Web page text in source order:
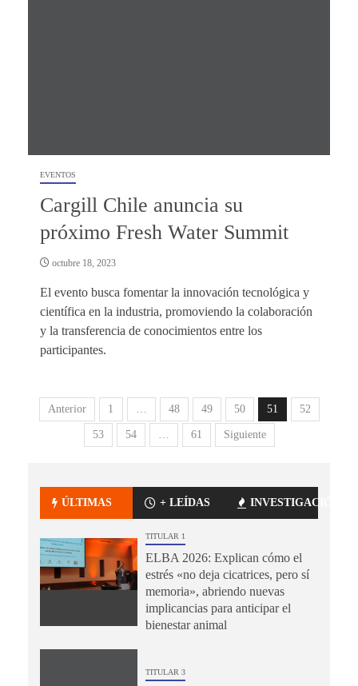
EVENTOS
Cargill Chile anuncia su
próximo Fresh Water Summit
octubre 18, 2023
El evento busca fomentar la innovación tecnológica y
científica en la industria, promoviendo la colaboración
y la transferencia de conocimientos entre los
participantes.
Anterior 1 48 49 50 51 52
53 54 61 Siguiente
ÚLTIMAS + LEÍDAS INVESTIGACIÓN
TITULAR 1
ELBA 2026: Explican cómo el
estrés «no deja cicatrices, pero sí
memoria», abriendo nuevas
implicancias para anticipar el
bienestar animal
TITULAR 3